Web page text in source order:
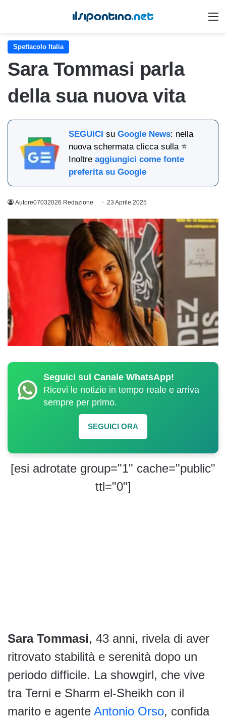
Spettacolo Italia
Sara Tommasi parla
della sua nuova vita
SEGUICI suGoogle News: nella
nuova schermata clicca sulla ⭐
Inoltreaggiungici come fonte
preferita su Google
Autore07032026 Redazione 23 Aprile 2025
Seguici sul Canale WhatsApp!
Ricevi le notizie in tempo reale e arriva
sempre per primo.
SEGUICI ORA
[esi adrotate group="1" cache="public"
ttl="0"]
Sara Tommasi, 43 anni, rivela di aver
ritrovato stabilità e serenità dopo un
periodo difficile. La showgirl, che vive
tra Terni e Sharm el-Sheikh con il
marito e agente Antonio Orso, confida